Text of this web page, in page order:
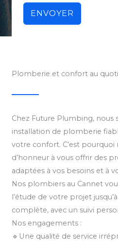
ENVOYER
Plomberie et confort au
Chez Future Plumbing, nous
installation de plomberie
votre confort. C’est
d’honneur à vous offrir des
adaptées à vos besoins et à
Nos plombiers au Cannet
l’étude de votre projet
complète, avec un suivi
Nos engagements :
🔹Une qualité de service